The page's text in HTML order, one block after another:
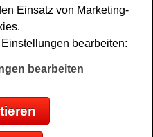
Sachpreise im
Euro
Einsatz von Marketing-
bearbeiten:
bearbeiten